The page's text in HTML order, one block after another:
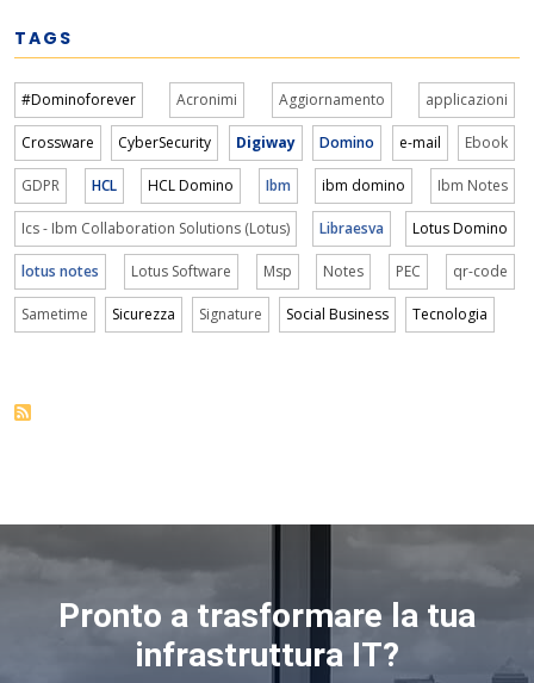
TAGS
#Dominoforever Acronimi Aggiornamento applicazioni
Crossware CyberSecurity Digiway Domino e-mail Ebook
GDPR HCL HCL Domino Ibm ibm domino Ibm Notes
Ics - Ibm Collaboration Solutions (Lotus) Libraesva Lotus Domino
lotus notes Lotus Software Msp Notes PEC qr-code
Sametime Sicurezza Signature Social Business Tecnologia
Pronto a trasformare la tua
infrastruttura IT?